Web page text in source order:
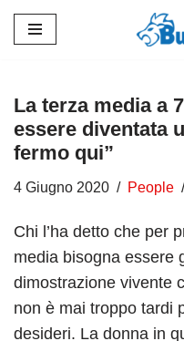
contenuto
La terza media a
essere diventata
fermo qui”
4 Giugno 2020 People
Chi l’ha detto che per
media bisogna essere
dimostrazione vivente
non è mai troppo tardi
desideri. La donna in